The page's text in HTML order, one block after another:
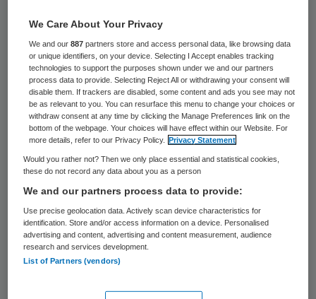
Maastricht de afgelopen twee jaar met het
topevenement TEDxis omgegaan één van
de redenen om naar Nijmegen te gaan. “Het
feit dat wij er na twee jaar praten niet in
geslaagd zijn om de lokale partijen aan te
kunnen laten haken heeft wel een rol
gespeeld bij het uiteindelijke besluit”, aldus
Engelen.
Gesprek
“Met de gemeente zijn we constant in
gesprek geweest, om het event in te
vlechten met Maastricht”, aldus Engelen.
We Care About Your Privacy
We and our887 partners store and access personal data, like browsing data
or unique identifiers, on your device. Selecting I Accept enables tracking
technologies to support the purposes shown under we and our partners
process data to provide. Selecting Reject All or withdrawing your consent will
disable them. If trackers are disabled, some content and ads you see may not
be as relevant to you. You can resurface this menu to change your choices or
withdraw consent at any time by clicking the Manage Preferences link on the
bottom of the webpage. Your choices will have effect within our Website. For
more details, refer to our Privacy Policy.
Privacy Statement
Would you rather not? Then we only place essential and statistical cookies,
these do not record any data about you as a person
We and our partners process data to provide:
Use precise geolocation data. Actively scan device characteristics for
identification. Store and/or access information on a device. Personalised
advertising and content, advertising and content measurement, audience
research and services development.
List of Partners (vendors)